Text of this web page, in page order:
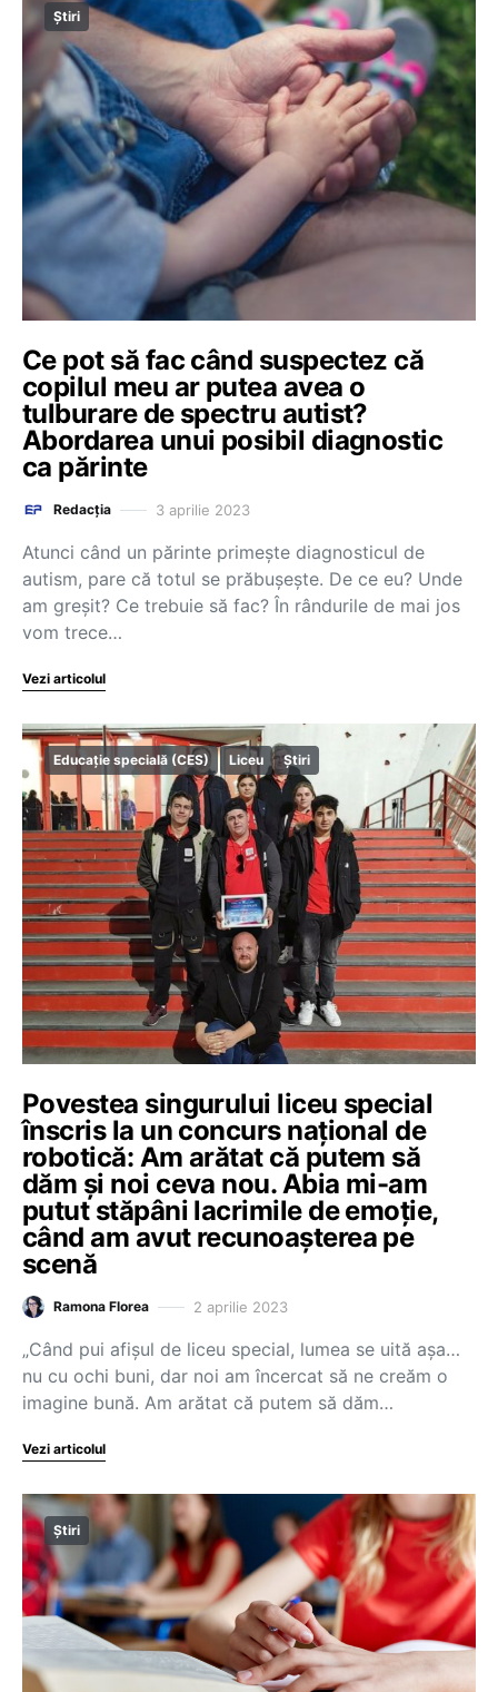
Știri
Ce pot să fac când suspectez că
copilul meu ar putea avea o
tulburare de spectru autist?
Abordarea unui posibil diagnostic
ca părinte
Redacția 3 aprilie 2023
Atunci când un părinte primește diagnosticul de
autism, pare că totul se prăbușește. De ce eu? Unde
am greșit? Ce trebuie să fac? În rândurile de mai jos
vom trece…
Vezi articolul
Educație specială (CES) Liceu Știri
Povestea singurului liceu special
înscris la un concurs național de
robotică: Am arătat că putem să
dăm și noi ceva nou. Abia mi-am
putut stăpâni lacrimile de emoție,
când am avut recunoașterea pe
scenă
Ramona Florea 2 aprilie 2023
„Când pui afișul de liceu special, lumea se uită așa…
nu cu ochi buni, dar noi am încercat să ne creăm o
imagine bună. Am arătat că putem să dăm…
Vezi articolul
Știri